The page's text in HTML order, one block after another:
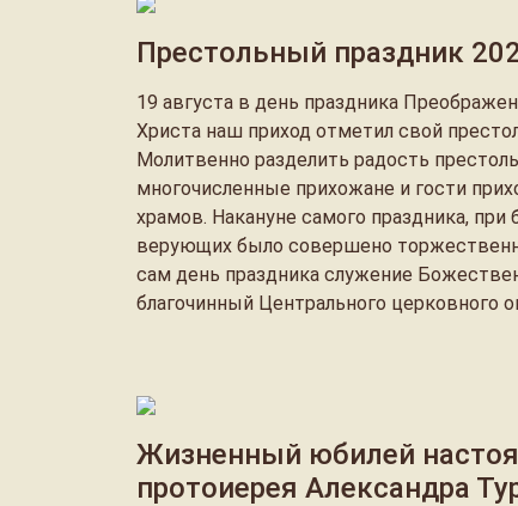
Престольный праздник
19 августа в день праздника
Христа наш приход отметил свой
Молитвенно разделить радость
многочисленные прихожане и гости
храмов. Накануне самого праздника,
верующих было совершено
сам день праздника служение
благочинный Центрального церковного
Жизненный юбилей
протоиерея Александра